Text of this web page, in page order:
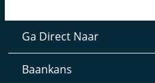
Ga Direct Naar
Baankans